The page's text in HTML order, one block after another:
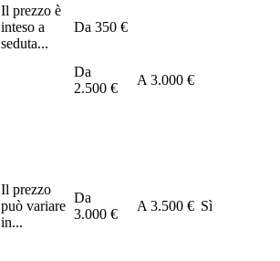
Il prezzo è
inteso a
seduta...
Da 350 €
Da
2.500 €
A 3.000 €
Il prezzo
può variare
in...
Da
3.000 €
A 3.500 € Sì